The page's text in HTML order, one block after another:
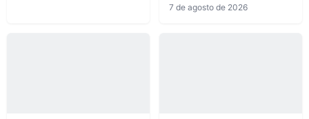
7 de agosto de 2026